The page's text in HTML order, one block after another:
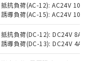
抵抗負荷(AC-12): AC24V 10A/
誘導負荷(AC-15): AC24V
抵抗負荷(DC-12): DC24V 8A/
誘導負荷(DC-13): DC24V 4A/
同意のうえ
機器事業取扱
び標準価格
（10物質）の
品を出す予
（10物質）の
は確認中の